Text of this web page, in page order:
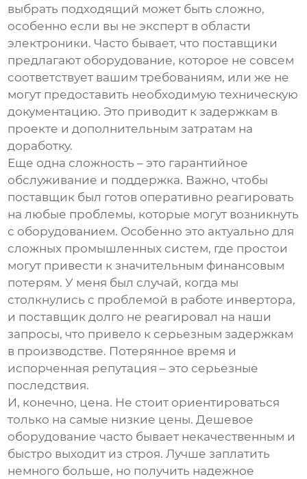
выбрать подходящий может быть сложно,
особенно если вы не эксперт в области
электроники. Часто бывает, что поставщики
предлагают оборудование, которое не совсем
соответствует вашим требованиям, или же не
могут предоставить необходимую техническую
документацию. Это приводит к задержкам в
проекте и дополнительным затратам на
доработку.
Еще одна сложность – это гарантийное
обслуживание и поддержка. Важно, чтобы
поставщик был готов оперативно реагировать
на любые проблемы, которые могут возникнуть
с оборудованием. Особенно это актуально для
сложных промышленных систем, где простои
могут привести к значительным финансовым
потерям. У меня был случай, когда мы
столкнулись с проблемой в работе инвертора,
и поставщик долго не реагировал на наши
запросы, что привело к серьезным задержкам
в производстве. Потерянное время и
испорченная репутация – это серьезные
последствия.
И, конечно, цена. Не стоит ориентироваться
только на самые низкие цены. Дешевое
оборудование часто бывает некачественным и
быстро выходит из строя. Лучше заплатить
немного больше, но получить надежное